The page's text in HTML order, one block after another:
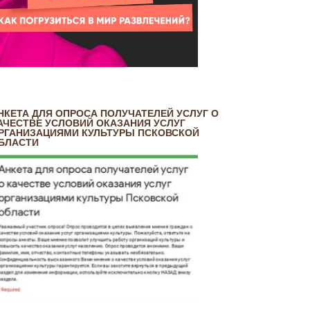
ДЛЯ ОПРОСА ПОЛУЧАТЕЛЕЙ УСЛУГ О
УСЛОВИЙ ОКАЗАНИЯ УСЛУГ
КУЛЬТУРЫ ПСКОВСКОЙ